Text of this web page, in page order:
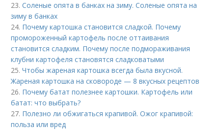
23.Соленые опята в банках на зиму. Соленые опята на
зиму в банках
24. Почему картошка становится сладкой. Почему
промороженный картофель после оттаивания
становится сладким. Почему после подмораживания
клубни картофеля становятся сладковатыми
25.Чтобы жареная картошка всегда была вкусной.
Жареная картошка на сковороде — 8 вкусных рецептов
26. Почему батат полезнее картошки. Картофель или
батат: что выбрать?
27. Полезно ли обжигаться крапивой. Ожог крапивой:
польза или вред